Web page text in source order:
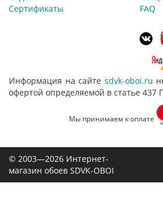
Сертификаты
FAQ
Информация на сайте sdvk-oboi.ru
офертой определяемой в статье 437
Мы принимаем к оплате
© 2003—2026 Интернет-
магазин обоев SDVK-OBOI